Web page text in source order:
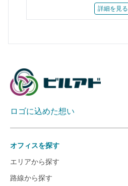
詳細を見る
ロゴに込めた想い
オフィスを探す
エリアから探す
路線から探す